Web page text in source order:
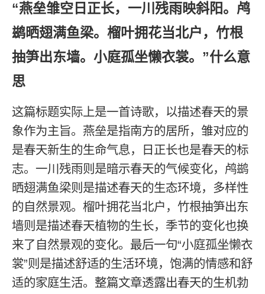
“燕垒雏空日正长，一川残雨映斜阳。鸬
鹚晒翅满鱼梁。榴叶拥花当北户，竹根
抽笋出东墙。小庭孤坐懒衣裳。”什么意
思
这篇标题实际上是一首诗歌，以描述春天的景
象作为主旨。燕垒是指南方的居所，雏对应的
是春天新生的生命气息，日正长也是春天的标
志。一川残雨则是暗示春天的气候变化，鸬鹚
晒翅满鱼梁则是描述春天的生态环境，多样性
的自然景观。榴叶拥花当北户，竹根抽笋出东
墙则是描述春天植物的生长，季节的变化也换
来了自然景观的变化。最后一句“小庭孤坐懒衣
裳”则是描述舒适的生活环境，饱满的情感和舒
适的家庭生活。整篇文章透露出春天的生机勃